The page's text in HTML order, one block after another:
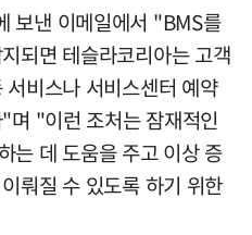
보낸 이메일에서 "BMS를
되면 테슬라코리아는 고객
비스나 서비스센터 예약
며 "이런 조처는 잠재적인
는 데 도움을 주고 이상 증
뤄질 수 있도록 하기 위한